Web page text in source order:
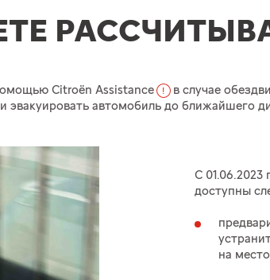
Citroёn Assistance ! в случае
эвакуировать автомобиль до ближайшего
С 01.06.2023
доступны
на